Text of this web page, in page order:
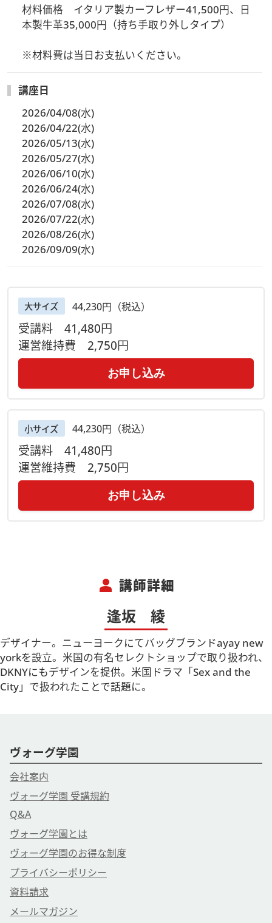
小サイズ W36 x H18 x D5(cm)
35,000円（持ち手取り外しタイプ）
※材料費は当日お支払いください。
※大サイズまたは小サイズを選んでお申込みください。
※お申込み後、バッグの革の色、裏地の色、金具の色、ショル
ダーの仕様等をお選びいただくため、学園からご連絡させてい
ただきます。
材料価格　イタリア製カーフレザー41,500円、日
本製牛革35,000円（持ち手取り外しタイプ）
※材料費は当日お支払いください。
講座日
2026/04/08(水)
2026/04/22(水)
2026/05/13(水)
2026/05/27(水)
2026/06/10(水)
2026/06/24(水)
2026/07/08(水)
2026/07/22(水)
2026/08/26(水)
2026/09/09(水)
大サイズ 44,230円（税込）
受講料 41,480円
運営維持費 2,750円
お申し込み
小サイズ 44,230円（税込）
受講料 41,480円
運営維持費 2,750円
お申し込み
person 講師詳細
逢坂 綾
デザイナー。ニューヨークにてバッグブランドayay new
yorkを設立。米国の有名セレクトショップで取り扱われ、
DKNYにもデザインを提供。米国ドラマ「Sex and the
City」で扱われたことで話題に。
ヴォーグ学園
会社案内
ヴォーグ学園 受講規約
Q&A
ヴォーグ学園とは
ヴォーグ学園のお得な制度
プライバシーポリシー
資料請求
メールマガジン